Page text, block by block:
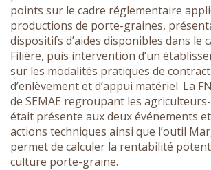
points sur le cadre réglementaire
productions de porte-graines,
dispositifs d’aides disponibles dans le
Filière, puis intervention d’un
sur les modalités pratiques de
d’enlèvement et d’appui matériel. La
de SEMAE regroupant les
était présente aux deux événements
actions techniques ainsi que l’outil
permet de calculer la rentabilité
culture porte-graine.